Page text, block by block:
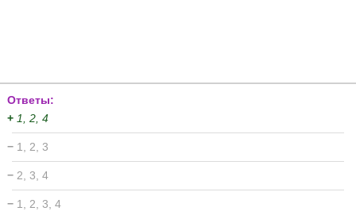
Ответы:
+ 1, 2, 4
− 1, 2, 3
− 2, 3, 4
− 1, 2, 3, 4